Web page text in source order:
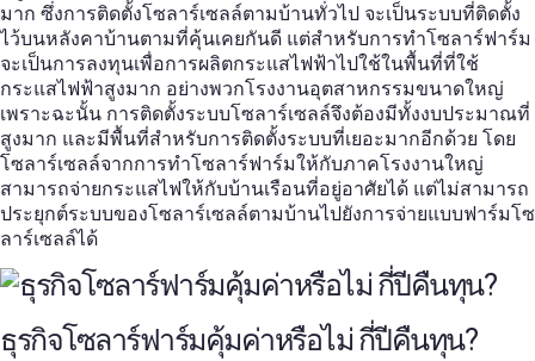
มาก ซึ่งการติดตั้งโซลาร์เซลล์ตามบ้านทั่วไป จะเป็นระบบที่ติดตั้ง
ไว้บนหลังคาบ้านตามที่คุ้นเคยกันดี แต่สำหรับการทำโซลาร์ฟาร์ม
จะเป็นการลงทุนเพื่อการผลิตกระแสไฟฟ้าไปใช้ในพื้นที่ที่ใช้
กระแสไฟฟ้าสูงมาก อย่างพวกโรงงานอุตสาหกรรมขนาดใหญ่
เพราะฉะนั้น การติดตั้งระบบโซลาร์เซลล์จึงต้องมีทั้งงบประมาณที่
สูงมาก และมีพื้นที่สำหรับการติดตั้งระบบที่เยอะมากอีกด้วย โดย
โซลาร์เซลล์จากการทำโซลาร์ฟาร์มให้กับภาคโรงงานใหญ่
สามารถจ่ายกระแสไฟให้กับบ้านเรือนที่อยู่อาศัยได้ แต่ไม่สามารถ
ประยุกต์ระบบของโซลาร์เซลล์ตามบ้านไปยังการจ่ายแบบฟาร์มโซ
ลาร์เซลล์ได้
ธุรกิจโซลาร์ฟาร์มคุ้มค่าหรือไม่ กี่ปีคืนทุน?